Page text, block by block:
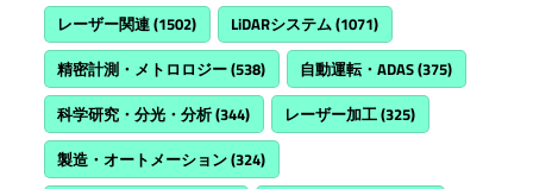
レーザー関連(1502) LiDARシステム(1071)
精密計測・メトロロジー(538) 自動運転・ADAS(375)
科学研究・分光・分析(344) レーザー加工(325)
製造・オートメーション(324)